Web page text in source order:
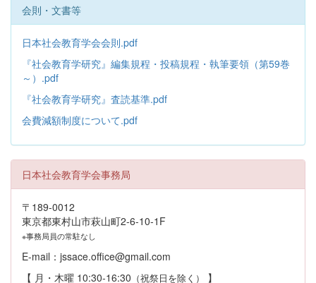
会則・文書等
日本社会教育学会会則.pdf
『社会教育学研究』編集規程・投稿規程・執筆要領（第59巻
～）.pdf
『社会教育学研究』査読基準.pdf
会費減額制度について.pdf
日本社会教育学会事務局
〒189-0012
東京都東村山市萩山町2-6-10-1F
※事務局員の常駐なし
E-mail：jssace.office@gmail.com
【 月・木曜 10:30-16:30 （祝祭日を除く） 】